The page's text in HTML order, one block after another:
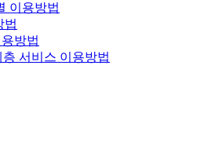
이용방법
법
방법
서비스 이용방법